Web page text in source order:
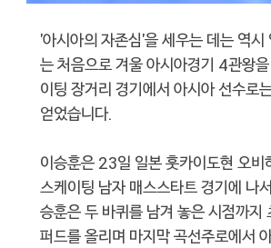
'아시아의 자존심'을 세우는 데는 역
는 처음으로 겨울 아시아경기 4관왕
이팅 장거리 경기에서 아시아 선수로
얻었습니다.
이승훈은 23일 일본 훗카이도현 오
스케이팅 남자 매스스타트 경기에 나
승훈은 두 바퀴를 남겨 놓은 시점까
퍼드를 올리며 마지막 곡선주로에서